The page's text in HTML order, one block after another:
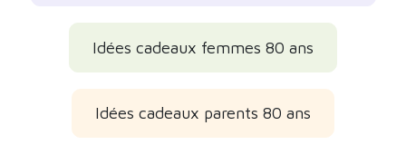
Idées cadeaux femmes 80 ans
Idées cadeaux parents 80 ans